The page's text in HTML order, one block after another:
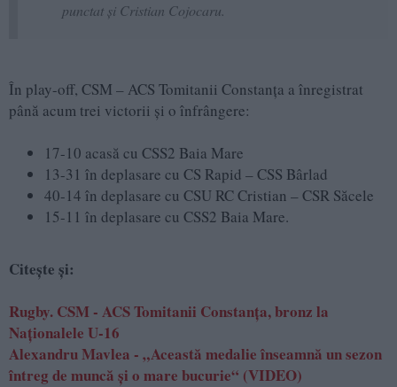
punctat și Cristian Cojocaru.
În play-off, CSM – ACS Tomitanii Constanța a înregistrat
până acum trei victorii și o înfrângere:
17-10 acasă cu CSS2 Baia Mare
13-31 în deplasare cu CS Rapid – CSS Bârlad
40-14 în deplasare cu CSU RC Cristian – CSR Săcele
15-11 în deplasare cu CSS2 Baia Mare.
Citește și:
Rugby. CSM - ACS Tomitanii Constanța, bronz la
Naționalele U-16
Alexandru Mavlea - „Această medalie înseamnă un sezon
întreg de muncă și o mare bucurie“ (VIDEO)